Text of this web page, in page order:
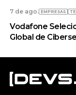
7 de ago. EMPRESAS
Vodafone
Global de